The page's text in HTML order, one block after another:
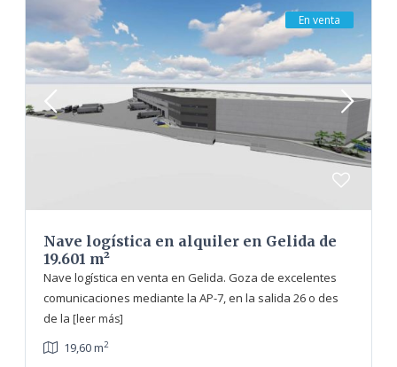
En venta
Nave logística en alquiler en Gelida de
19.601 m²
Nave logística en venta en Gelida. Goza de excelentes
comunicaciones mediante la AP-7, en la salida 26 o des
de la [leer más]
19,60 m2